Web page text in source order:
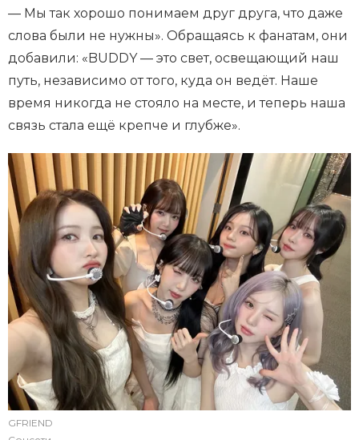
— Мы так хорошо понимаем друг друга, что даже
слова были не нужны». Обращаясь к фанатам, они
добавили: «BUDDY — это свет, освещающий наш
путь, независимо от того, куда он ведёт. Наше
время никогда не стояло на месте, и теперь наша
связь стала ещё крепче и глубже».
GFRIEND